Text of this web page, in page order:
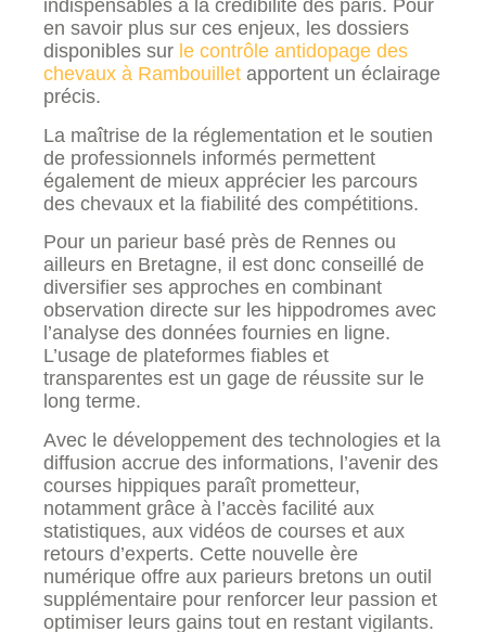
indispensables à la crédibilité des paris. Pour
en savoir plus sur ces enjeux, les dossiers
disponibles sur le contrôle antidopage des
chevaux à Rambouillet apportent un éclairage
précis.
La maîtrise de la réglementation et le soutien
de professionnels informés permettent
également de mieux apprécier les parcours
des chevaux et la fiabilité des compétitions.
Pour un parieur basé près de Rennes ou
ailleurs en Bretagne, il est donc conseillé de
diversifier ses approches en combinant
observation directe sur les hippodromes avec
l’analyse des données fournies en ligne.
L’usage de plateformes fiables et
transparentes est un gage de réussite sur le
long terme.
Avec le développement des technologies et la
diffusion accrue des informations, l’avenir des
courses hippiques paraît prometteur,
notamment grâce à l’accès facilité aux
statistiques, aux vidéos de courses et aux
retours d’experts. Cette nouvelle ère
numérique offre aux parieurs bretons un outil
supplémentaire pour renforcer leur passion et
optimiser leurs gains tout en restant vigilants.